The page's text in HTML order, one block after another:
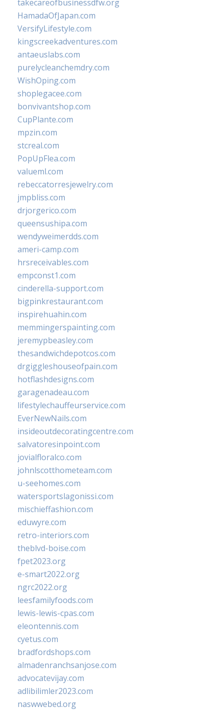
takecareofbusinessdfw.org
HamadaOfJapan.com
VersifyLifestyle.com
kingscreekadventures.com
antaeuslabs.com
purelycleanchemdry.com
WishOping.com
shoplegacee.com
bonvivantshop.com
CupPlante.com
mpzin.com
stcreal.com
PopUpFlea.com
valueml.com
rebeccatorresjewelry.com
jmpbliss.com
drjorgerico.com
queensushipa.com
wendyweimerdds.com
ameri-camp.com
hrsreceivables.com
empconst1.com
cinderella-support.com
bigpinkrestaurant.com
inspirehuahin.com
memmingerspainting.com
jeremypbeasley.com
thesandwichdepotcos.com
drgiggleshouseofpain.com
hotflashdesigns.com
garagenadeau.com
lifestylechauffeurservice.com
EverNewNails.com
insideoutdecoratingcentre.com
salvatoresinpoint.com
jovialfloralco.com
johnlscotthometeam.com
u-seehomes.com
watersportslagonissi.com
mischieffashion.com
eduwyre.com
retro-interiors.com
theblvd-boise.com
fpet2023.org
e-smart2022.org
ngrc2022.org
leesfamilyfoods.com
lewis-lewis-cpas.com
eleontennis.com
cyetus.com
bradfordshops.com
almadenranchsanjose.com
advocatevijay.com
adlibilimler2023.com
naswwebed.org